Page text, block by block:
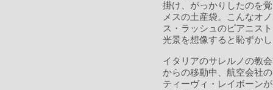
掛け、がっかりしたのを
メスの土産袋。こんなオ
ス・ラッシュのピアニス
光景を想像すると恥ずか
イタリアのサレルノの教
からの移動中、航空会社
ティーヴィ・レイボーン